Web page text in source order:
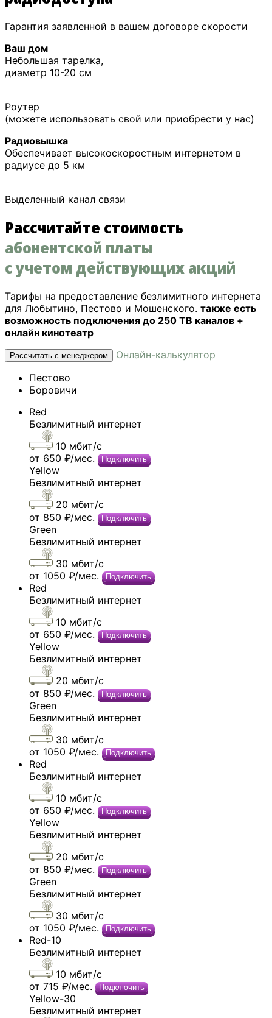
Гарантия заявленной в вашем договоре скорости
Ваш дом
Небольшая тарелка,
диаметр 10-20 см
Роутер
(можете использовать свой или приобрести у нас)
Радиовышка
Обеспечивает высокоскоростным интернетом в
радиусе до 5 км
Выделенный канал связи
Рассчитайте стоимость
абонентской платы
с учетом действующих акций
Тарифы на предоставление безлимитного интернета
для Любытино, Пестово и Мошенского. также есть
возможность подключения до 250 ТВ каналов +
онлайн кинотеатр
Рассчитать с менеджером
Онлайн-калькулятор
Пестово
Боровичи
Red
Безлимитный интернет
10 мбит/c
от 650 ₽/мес.
Подключить
Yellow
Безлимитный интернет
20 мбит/c
от 850 ₽/мес.
Подключить
Green
Безлимитный интернет
30 мбит/c
от 1050 ₽/мес.
Подключить
Red
Безлимитный интернет
10 мбит/c
от 650 ₽/мес.
Подключить
Yellow
Безлимитный интернет
20 мбит/c
от 850 ₽/мес.
Подключить
Green
Безлимитный интернет
30 мбит/c
от 1050 ₽/мес.
Подключить
Red
Безлимитный интернет
10 мбит/c
от 650 ₽/мес.
Подключить
Yellow
Безлимитный интернет
20 мбит/c
от 850 ₽/мес.
Подключить
Green
Безлимитный интернет
30 мбит/c
от 1050 ₽/мес.
Подключить
Red-10
Безлимитный интернет
10 мбит/c
от 715 ₽/мес.
Подключить
Yellow-30
Безлимитный интернет